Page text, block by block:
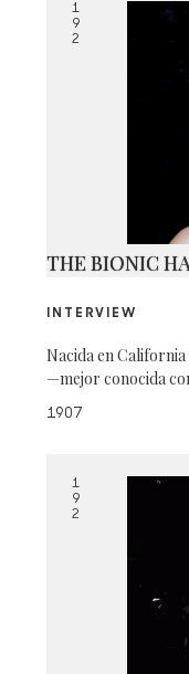
1
9
2
THE BIONIC
INTERVIEW
Nacida en
—mejor conocida
1907
1
9
2